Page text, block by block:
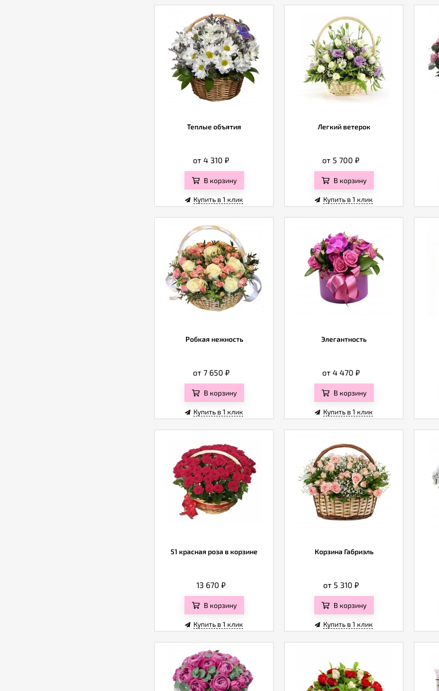
Теплые объятия
от 4 310 ₽
В корзину
Купить в 1 клик
Легкий ветерок
от 5 700 ₽
В корзину
Купить в 1 клик
Робкая нежность
от 7 650 ₽
В корзину
Купить в 1 клик
Элегантность
от 4 470 ₽
В корзину
Купить в 1 клик
51 красная роза в корзине
13 670 ₽
В корзину
Купить в 1 клик
Корзина Габриэль
от 5 310 ₽
В корзину
Купить в 1 клик